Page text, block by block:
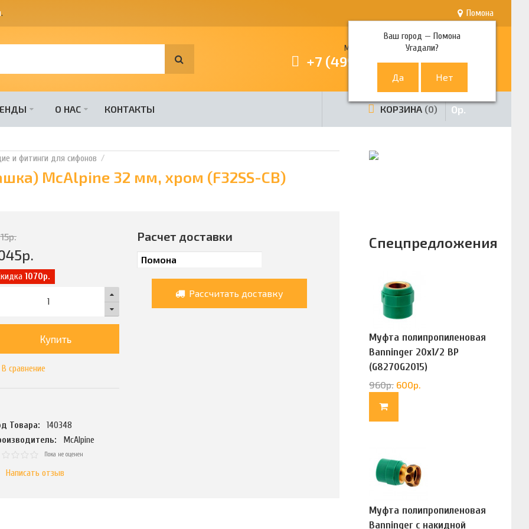
. Помона
Ваш город —Помона
Угадали?
Многоканальный телефон
+7 (499) 380-80-80
О НАС КОНТАКТЫ КОРЗИНА 0 0р.
и фитинги для сифонов
McAlpine 32 мм, хром (F32SS-CB)
р.
р.
1070р.
Купить
В сравнение
Товара:
140348
McAlpine
Пока не оценен
Написать отзыв
Расчет доставки
Рассчитать доставку
Спецпредложения
Муфта полипропиленовая
Banninger 20х1/2 ВР
(G8270G2015)
960р. 600р.
Муфта полипропиленовая
Banninger с накидной